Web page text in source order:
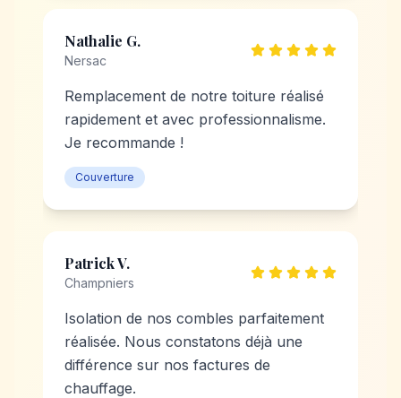
Nathalie G.
Nersac
Remplacement de notre toiture réalisé
rapidement et avec professionnalisme.
Je recommande !
Couverture
Patrick V.
Champniers
Isolation de nos combles parfaitement
réalisée. Nous constatons déjà une
différence sur nos factures de
chauffage.